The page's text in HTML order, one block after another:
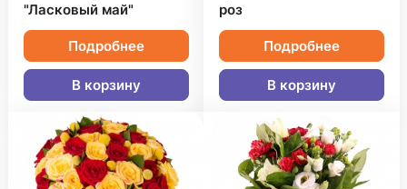
"Ласковый май"
Подробнее
В корзину
роз
Подробнее
В корзину